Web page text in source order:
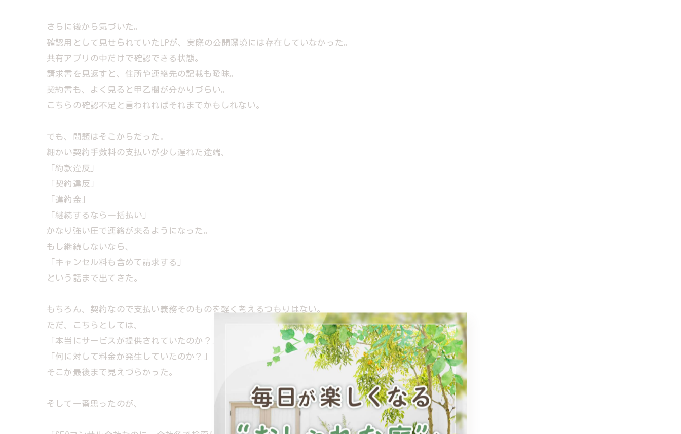
さらに後から気づいた。
確認用として見せられていたLPが、実際の公開環境には存在していなかった。
共有アプリの中だけで確認できる状態。
請求書を見返すと、住所や連絡先の記載も曖昧。
契約書も、よく見ると甲乙欄が分かりづらい。
こちらの確認不足と言われればそれまでかもしれない。
でも、問題はそこからだった。
細かい契約手数料の支払いが少し遅れた途端、
「約款違反」
「契約違反」
「違約金」
「継続するなら一括払い」
かなり強い圧で連絡が来るようになった。
もし継続しないなら、
「キャンセル料も含めて請求する」
という話まで出てきた。
もちろん、契約なので支払い義務そのものを軽く考えるつもりはない。
ただ、こちらとしては、
「本当にサービスが提供されていたのか？」
「何に対して料金が発生していたのか？」
そこが最後まで見えづらかった。
そして一番思ったのが、